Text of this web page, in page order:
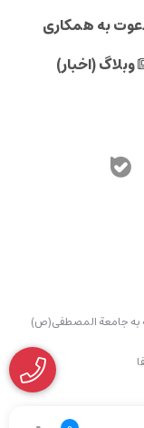
به همکاری
وبلاگ (اخبار)
به جامعة المصطفی(ص)